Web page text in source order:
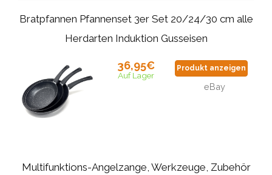
Bratpfannen Pfannenset 3er Set 20/24/30 cm alle
Herdarten Induktion Gusseisen
36,95€
Auf Lager
Produkt anzeigen
eBay
Multifunktions-Angelzange, Werkzeuge, Zubehör